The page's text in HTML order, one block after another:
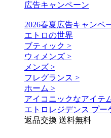
広告キャンペーン
2026春夏広告キャンペ
エトロの世界
ブティック >
ウィメンズ >
メンズ >
フレグランス >
ホーム >
アイコニックなアイテ
エトロレジデンス プー
返品交換 送料無料